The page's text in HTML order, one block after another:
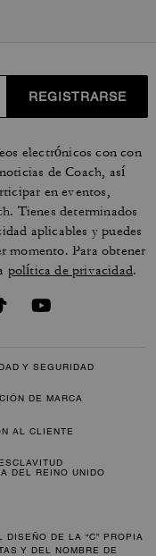
REGISTRARSE
electrónicos con con
de Coach, así
en eventos,
Tienes determinados
aplicables y puedes
momento. Para obtener
política de privacidad.
Y SEGURIDAD
DE MARCA
AL CLIENTE
DEL REINO UNIDO
DE LA “C” PROPIA
Y DEL NOMBRE DE